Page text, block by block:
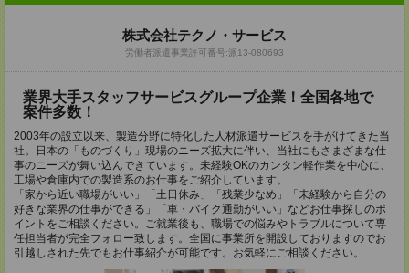
株式会社テクノ・サービス
労働者派遣事業許可番号:派13-080693
業界大手スタッフサービスグループ企業！全国各地で
案件多数！
2003年の設立以来、製造分野に特化した人材派遣サービスを手がけてきた当
社。日本の「ものづくり」現場のニーズ拡大に伴い、当社にもさまざまな仕
事のニーズが舞い込んできています。未経験OKのカンタン軽作業を中心に、
工場や倉庫内での製造系のお仕事をご紹介しています。
「家から近い職場がいい」「土日休み」「残業少なめ」「未経験から自分の
好きな業界の仕事ができる」「車・バイク通勤がいい」などお仕事探しのポ
イントをご相談ください。ご就業後も、職場での悩みやトラブルについて専
任担当者が完全フォロー致します。全国に事業所を開設しておりますのでお
引越しされた先でもお仕事紹介が可能です。お気軽にご相談ください。